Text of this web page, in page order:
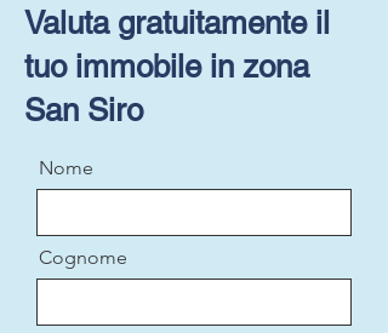
Valuta gratuitamente il
tuo immobile in zona
San Siro
Nome
Cognome